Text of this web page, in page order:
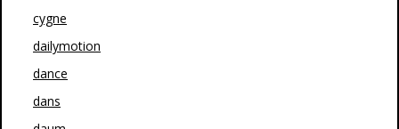
cygne
dailymotion
dance
dans